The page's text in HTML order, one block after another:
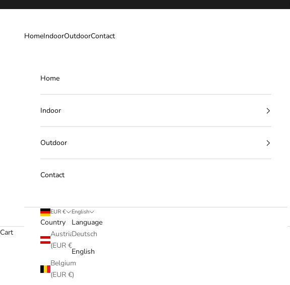
HomeIndoorOutdoorContact
Home
Indoor
Outdoor
Contact
EUR €
Country
Austria
(EUR €)
Belgium
(EUR €)
English
Language
Deutsch
English
Cart